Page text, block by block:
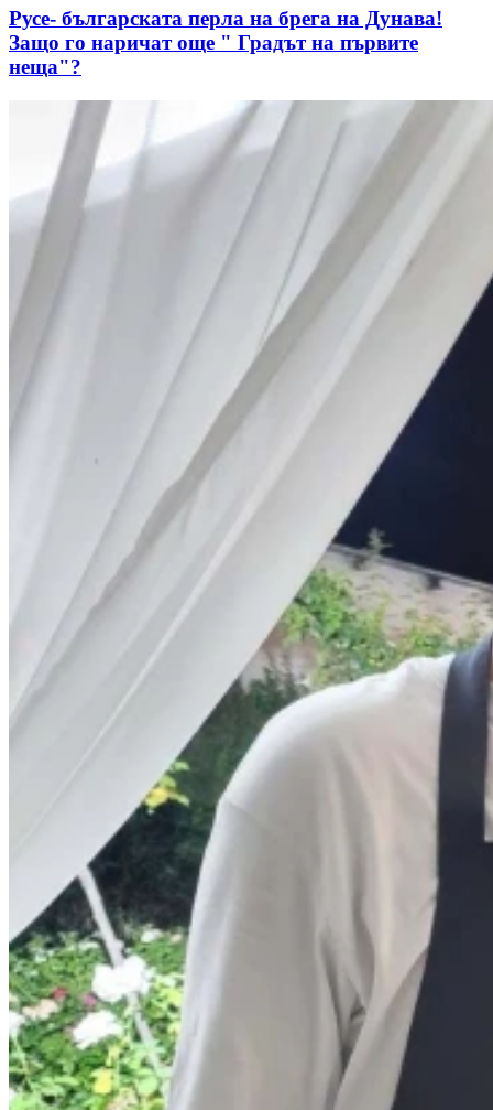
Русе- българската перла на брега на Дунава!
Защо го наричат още " Градът на първите
неща"?